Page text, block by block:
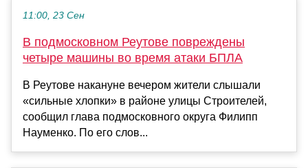
11:00, 23 Сен
В подмосковном Реутове повреждены
четыре машины во время атаки БПЛА
В Реутове накануне вечером жители слышали
«сильные хлопки» в районе улицы Строителей,
сообщил глава подмосковного округа Филипп
Науменко. По его слов...